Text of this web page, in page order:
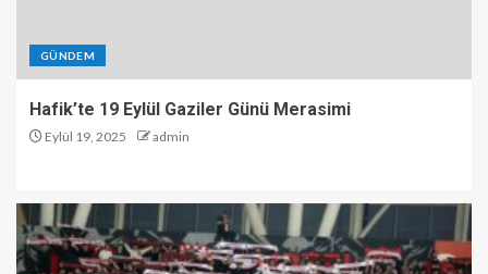
GÜNDEM
Hafik’te 19 Eylül Gaziler Günü Merasimi
Eylül 19, 2025 admin